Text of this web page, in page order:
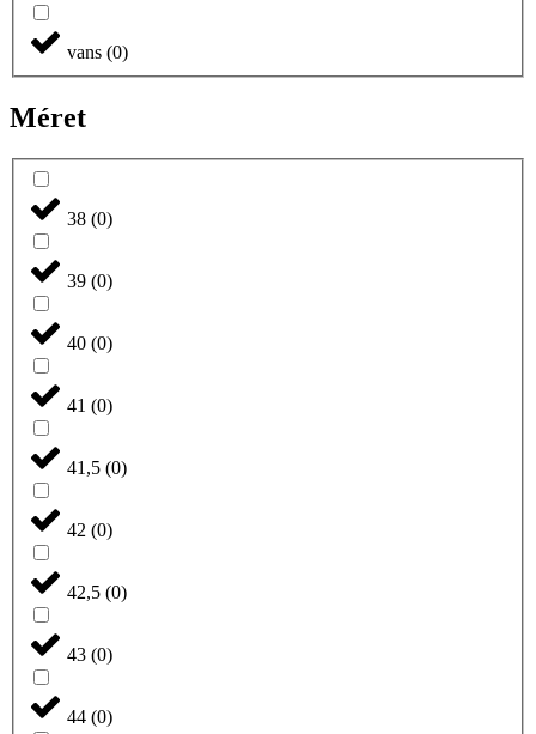
vans (0)
Méret
38 (0)
39 (0)
40 (0)
41 (0)
41,5 (0)
42 (0)
42,5 (0)
43 (0)
44 (0)